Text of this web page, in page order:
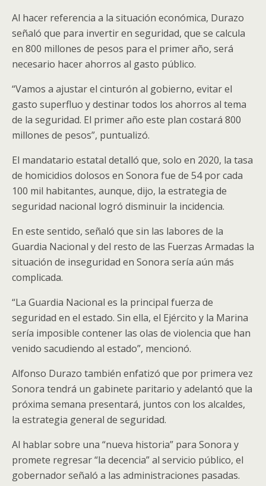
Al hacer referencia a la situación económica, Durazo
señaló que para invertir en seguridad, que se calcula
en 800 millones de pesos para el primer año, será
necesario hacer ahorros al gasto público.
“Vamos a ajustar el cinturón al gobierno, evitar el
gasto superfluo y destinar todos los ahorros al tema
de la seguridad. El primer año este plan costará 800
millones de pesos”, puntualizó.
El mandatario estatal detalló que, solo en 2020, la tasa
de homicidios dolosos en Sonora fue de 54 por cada
100 mil habitantes, aunque, dijo, la estrategia de
seguridad nacional logró disminuir la incidencia.
En este sentido, señaló que sin las labores de la
Guardia Nacional y del resto de las Fuerzas Armadas la
situación de inseguridad en Sonora sería aún más
complicada.
“La Guardia Nacional es la principal fuerza de
seguridad en el estado. Sin ella, el Ejército y la Marina
sería imposible contener las olas de violencia que han
venido sacudiendo al estado”, mencionó.
Alfonso Durazo también enfatizó que por primera vez
Sonora tendrá un gabinete paritario y adelantó que la
próxima semana presentará, juntos con los alcaldes,
la estrategia general de seguridad.
Al hablar sobre una “nueva historia” para Sonora y
promete regresar “la decencia” al servicio público, el
gobernador señaló a las administraciones pasadas.